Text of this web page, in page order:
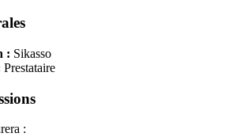
: Sikasso
Prestataire
: